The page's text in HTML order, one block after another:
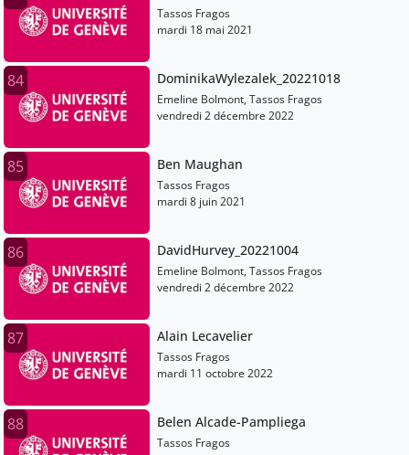
Tassos Fragos
mardi 18 mai 2021
84 DominikaWylezalek_20221018
Emeline Bolmont, Tassos Fragos
vendredi 2 décembre 2022
85 Ben Maughan
Tassos Fragos
mardi 8 juin 2021
86 DavidHurvey_20221004
Emeline Bolmont, Tassos Fragos
vendredi 2 décembre 2022
87 Alain Lecavelier
Tassos Fragos
mardi 11 octobre 2022
88 Belen Alcade-Pampliega
Tassos Fragos